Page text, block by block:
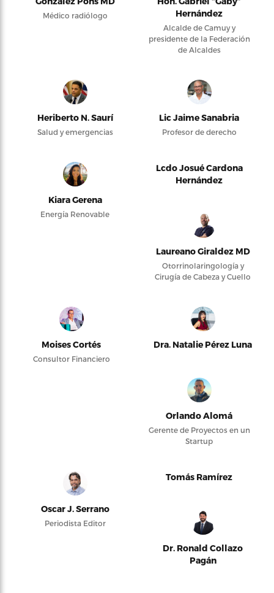
Médico radiólogo
Hernández
Alcalde de Camuy y
presidente de la Federación
de Alcaldes
Heriberto N. Saurí
Salud y emergencias
Lic Jaime Sanabria
Profesor de derecho
Kiara Gerena
Energía Renovable
Lcdo Josué Cardona
Hernández
Laureano Giraldez MD
Otorrinolaringología y
Cirugía de Cabeza y Cuello
Moises Cortés
Consultor Financiero
Dra. Natalie Pérez Luna
Orlando Alomá
Gerente de Proyectos en un
Startup
Oscar J. Serrano
Periodista Editor
Tomás Ramírez
Dr. Ronald Collazo
Pagán